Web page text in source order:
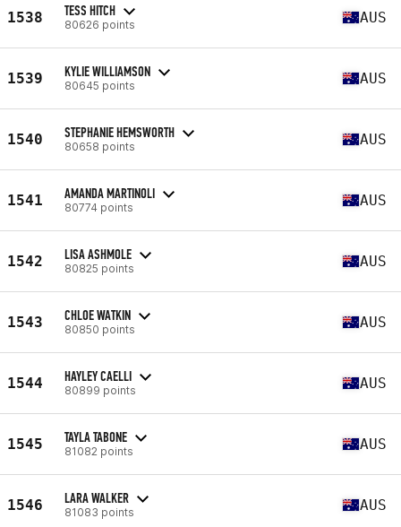
1538 TESS HITCH
80626 points AUS
1539 KYLIE WILLIAMSON
80645 points AUS
1540 STEPHANIE HEMSWORTH
80658 points AUS
1541 AMANDA MARTINOLI
80774 points AUS
1542 LISA ASHMOLE
80825 points AUS
1543 CHLOE WATKIN
80850 points AUS
1544 HAYLEY CAELLI
80899 points AUS
1545 TAYLA TABONE
81082 points AUS
1546 LARA WALKER
81083 points AUS